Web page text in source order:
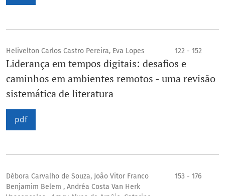
Helivelton Carlos Castro Pereira, Eva Lopes 122 - 152
Liderança em tempos digitais: desafios e
caminhos em ambientes remotos - uma revisão
sistemática de literatura
pdf
Débora Carvalho de Souza, João Vitor Franco
Benjamim Belem , Andréa Costa Van Herk
153 - 176